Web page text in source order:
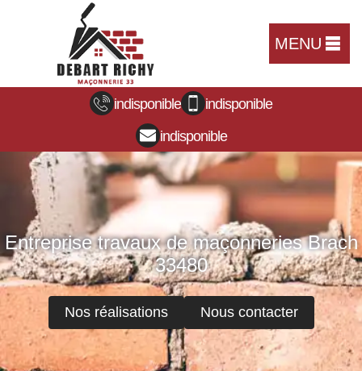
MENU
indisponible
indisponible
indisponible
Entreprise travaux de maçonneries Brach
33480
Nos réalisations Nous contacter